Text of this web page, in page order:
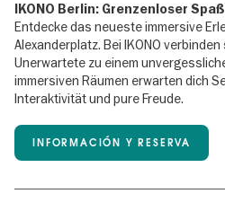
IKONO Berlin: Grenzenloser
Entdecke das neueste immersive
Alexanderplatz. Bei IKONO
Unerwartete zu einem
immersiven Räumen erwarten dich
Interaktivität und pure Freude.
INFORMACIÓN Y RESERVA